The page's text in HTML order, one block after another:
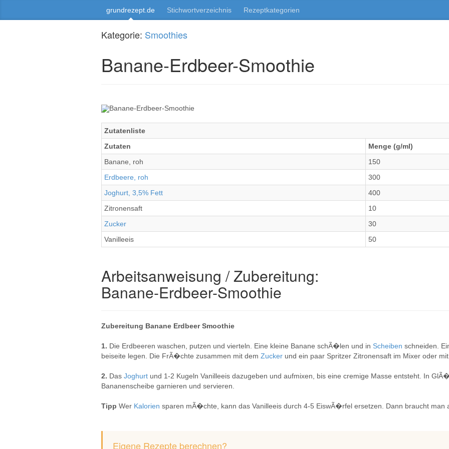
grundrezept.de Stichwortverzeichnis Rezeptkategorien
Kategorie: Smoothies
Banane-Erdbeer-Smoothie
Zutatenliste
Zutaten
Menge (g/ml)
Banane, roh
150
Erdbeere, roh
300
Joghurt, 3,5% Fett
400
Zitronensaft
10
Zucker
30
Vanilleeis
50
Arbeitsanweisung / Zubereitung:
Banane-Erdbeer-Smoothie
Zubereitung Banane Erdbeer Smoothie
1. Die Erdbeeren waschen, putzen und vierteln. Eine kleine Banane schÃ�len und in Scheiben schneiden.
beiseite legen. Die FrÃ�chte zusammen mit dem Zucker und ein paar Spritzer Zitronensaft im Mixer oder
2. Das Joghurt und 1-2 Kugeln Vanilleeis dazugeben und aufmixen, bis eine cremige Masse entsteht. In
Bananenscheibe garnieren und servieren.
Tipp Wer Kalorien sparen mÃ�chte, kann das Vanilleeis durch 4-5 EiswÃ�rfel ersetzen. Dann braucht man
Eigene Rezepte berechnen?